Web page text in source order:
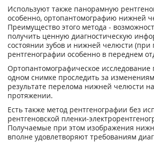
Используют также панорамную
особенно, ортопантомографию нижней
Преимущество этого метода -
получить ценную диагностическую
состоянии зубов и нижней челюсти (при
рентгенографии особенно в переднем
Ортопантомографическое исследование
одном снимке проследить за
результате перелома нижней челюсти
протяжении.
Есть также метод рентгенографии без
рентгеновской пленки-
Получаемые при этом изображения
вполне удовлетворяют требованиям